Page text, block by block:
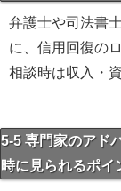
弁護士や司法書
に、信用回復の
相談時は収入・
5-5 専門家のアド
時に見られるポイ